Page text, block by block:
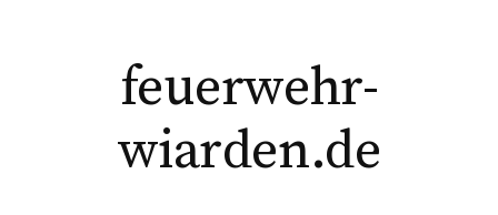
feuerwehr-
wiarden.de